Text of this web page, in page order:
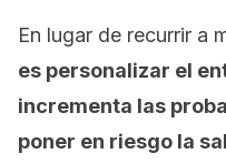
En lugar de recurrir a
es personalizar el
incrementa las
poner en riesgo la